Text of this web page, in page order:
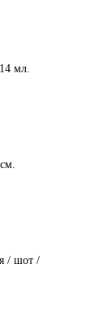
мл.
/ шот /